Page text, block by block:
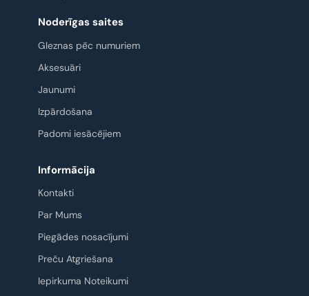
Noderīgas saites
Gleznas pēc numuriem
Aksesuāri
Jaunumi
Izpārdošana
Padomi iesācējiem
Informācija
Kontakti
Par Mums
Piegādes nosacījumi
Preču Atgriešana
Iepirkuma Noteikumi